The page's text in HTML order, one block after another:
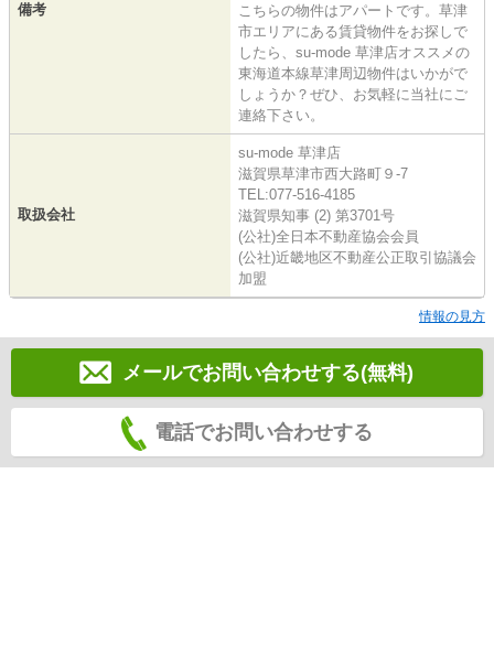
備考
こちらの物件はアパートです。草津
市エリアにある賃貸物件をお探しで
したら、su-mode 草津店オススメの
東海道本線草津周辺物件はいかがで
しょうか？ぜひ、お気軽に当社にご
連絡下さい。
取扱会社
su-mode 草津店
滋賀県草津市西大路町９-7
TEL:077-516-4185
滋賀県知事 (2) 第3701号
(公社)全日本不動産協会会員
(公社)近畿地区不動産公正取引協議会
加盟
情報の見方
メールでお問い合わせする(無料)
電話でお問い合わせする